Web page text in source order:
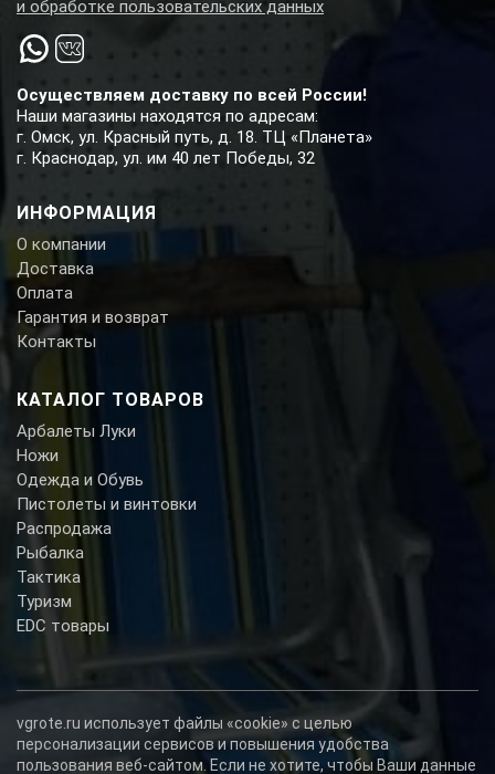
Осуществляем доставку по всей России!
Наши магазины находятся по адресам:
г. Омск, ул. Красный путь, д. 18. ТЦ «Планета»
г. Краснодар, ул. им 40 лет Победы, 32
ИНФОРМАЦИЯ
О компании
Доставка
Оплата
Гарантия и возврат
Контакты
КАТАЛОГ ТОВАРОВ
Арбалеты Луки
Ножи
Одежда и Обувь
Пистолеты и винтовки
Распродажа
Рыбалка
Тактика
Туризм
EDC товары
и обработке пользовательских данных
vgrote.ru использует файлы «cookie» с целью
персонализации сервисов и повышения удобства
пользования веб-сайтом. Если не хотите, чтобы Ваши данные